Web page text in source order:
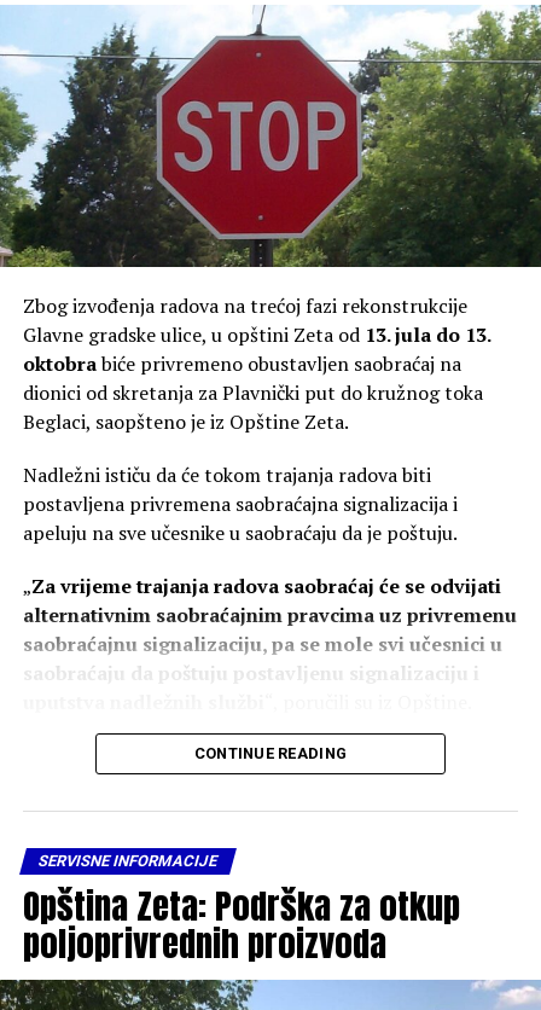
Zbog izvođenja radova na trećoj fazi rekonstrukcije
Glavne gradske ulice, u opštini Zeta od 13. jula do 13.
oktobrabiće privremeno obustavljen saobraćaj na
dionici od skretanja za Plavnički put do kružnog toka
Beglaci, saopšteno je iz Opštine Zeta.
Nadležni ističu da će tokom trajanja radova biti
postavljena privremena saobraćajna signalizacija i
apeluju na sve učesnike u saobraćaju da je poštuju.
„Za vrijeme trajanja radova saobraćaj će se odvijati
alternativnim saobraćajnim pravcima uz privremenu
saobraćajnu signalizaciju, pa se mole svi učesnici u
saobraćaju da poštuju postavljenu signalizaciju i
Kako navode, rekonstrukcija se sprovodi s ciljem
bezbjednosti.
„ Radovi se izvode u cilju unapređenja saobraćajne
infrastrukture, povećanja bezbjednosti svih učesnika
u saobraćaju i stvaranja kvalitetnijih uslova za
odvijanje saobraćaja“, ističe se u saopštenju.
CONTINUE READING
SERVISNE INFORMACIJE
Opština Zeta: Podrška za otkup
poljoprivrednih proizvoda